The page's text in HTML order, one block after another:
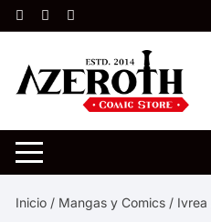
Saltar
al
Inicio / Mangas y Comics / Ivrea